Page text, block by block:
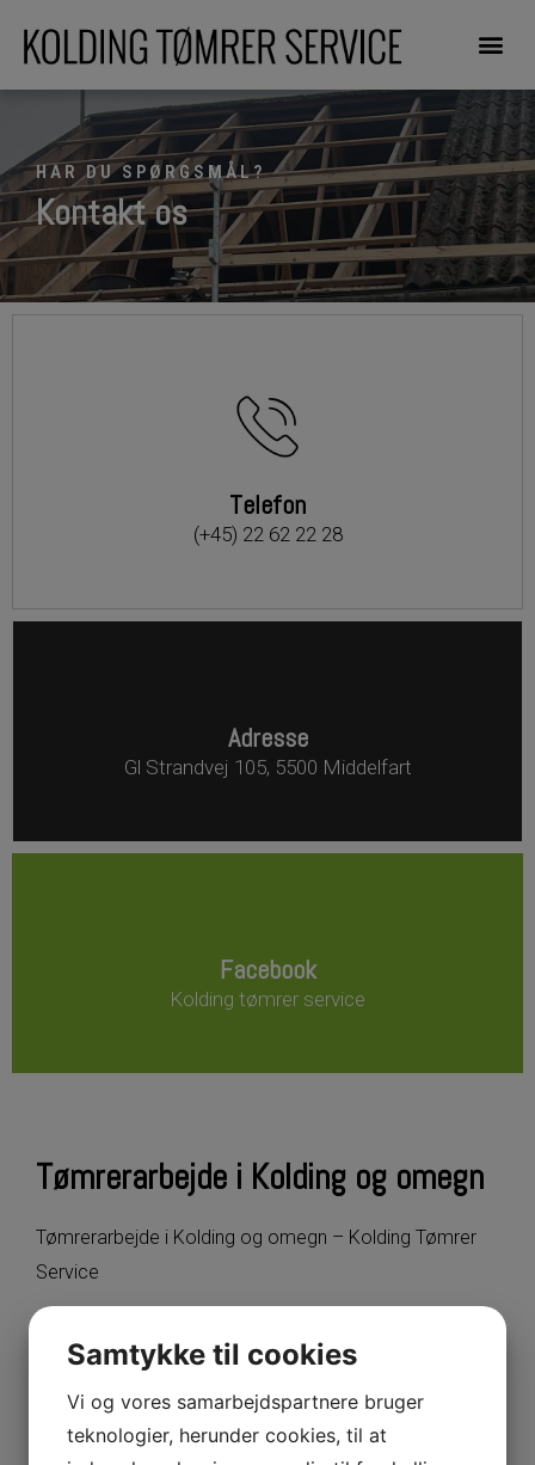
HAR DU SPØRGSMÅL?
Kontakt os
Telefon
(+45) 22 62 22 28
Adresse
Gl Strandvej 105, 5500 Middelfart
Facebook
Kolding tømrer service
Tømrerarbejde i Kolding og omegn
Tømrerarbejde i Kolding og omegn – Kolding Tømrer
Service
Ønsker du professionelt tømrerarbejde i Kolding og
omegn? Hos Kolding Tømrer Service leverer vi
kvalitets­sikre løsninger til både private og
erhvervskunder i Midtjylland, herunder Vejle, Middelfart,
Samtykke til cookies
Vi og vores samarbejdspartnere bruger
teknologier, herunder cookies, til at